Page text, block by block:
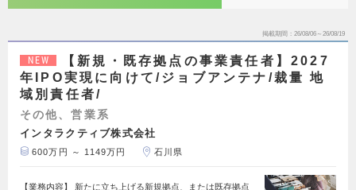
掲載期間 26/08/06～26/08/19
NEW
【新規・既存拠点の事業責任者】2027
年IPO実現に向けて/ジョブアンテナ/裁量 地
域別責任者/
その他、営業系
インタラクティブ株式会社
600万円 ～ 1149万円 石川県
【業務内容】 新たに立ち上げる新規拠点、または既存拠点